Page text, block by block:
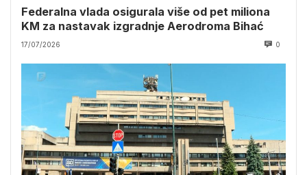
Federalna vlada osigurala više od pet miliona
KM za nastavak izgradnje Aerodroma Bihać
17/07/2026 0